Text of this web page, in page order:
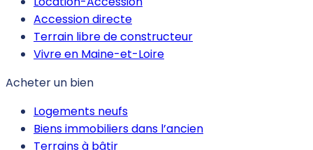
Accession directe
Terrain libre de constructeur
Vivre en Maine-et-Loire
Acheter un bien
Logements neufs
Biens immobiliers dans l’ancien
Terrains à bâtir